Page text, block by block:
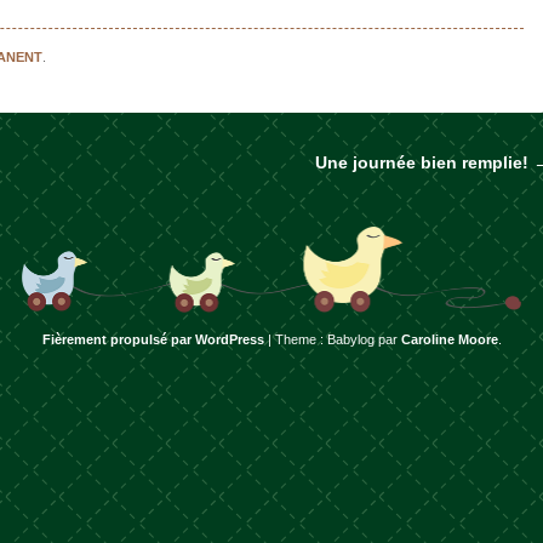
Une journée bien remplie!
Fièrement propulsé par WordPress |Theme : Babylog par Caroline Moore.